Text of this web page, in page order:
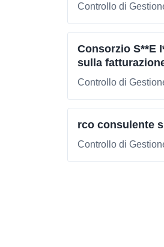
Controllo di
Consorzio S**E
sulla
Controllo di
rco consulente
Controllo di